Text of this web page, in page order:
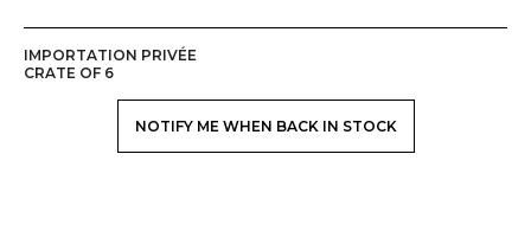
IMPORTATION PRIVÉE
CRATE OF 6
NOTIFY ME WHEN BACK IN STOCK